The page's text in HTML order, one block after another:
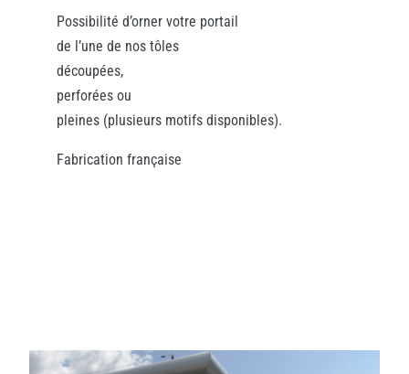
Possibilité d’orner votre portail
de l’une de nos tôles
découpées,
perforées ou
pleines (plusieurs motifs disponibles).
Fabrication française